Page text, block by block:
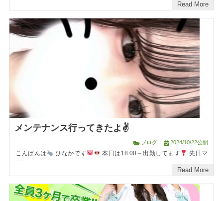
Read More
メンテナンス行ってきたよ✌️
ブログ 2024/10/22公開
こんばんは ひなかです 本日は18:00～出勤してます
先日マ
･･･
Read More